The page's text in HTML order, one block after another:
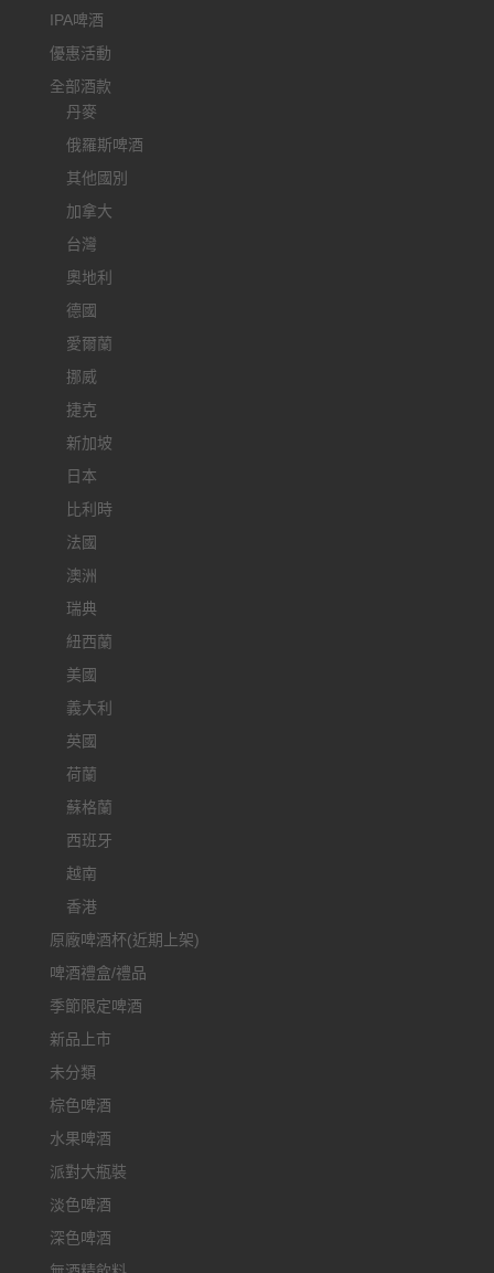
IPA啤酒
優惠活動
全部酒款
丹麥
俄羅斯啤酒
其他國別
加拿大
台灣
奧地利
德國
愛爾蘭
挪威
捷克
新加坡
日本
比利時
法國
澳洲
瑞典
紐西蘭
美國
義大利
英國
荷蘭
蘇格蘭
西班牙
越南
香港
原廠啤酒杯(近期上架)
啤酒禮盒/禮品
季節限定啤酒
新品上市
未分類
棕色啤酒
水果啤酒
派對大瓶裝
淡色啤酒
深色啤酒